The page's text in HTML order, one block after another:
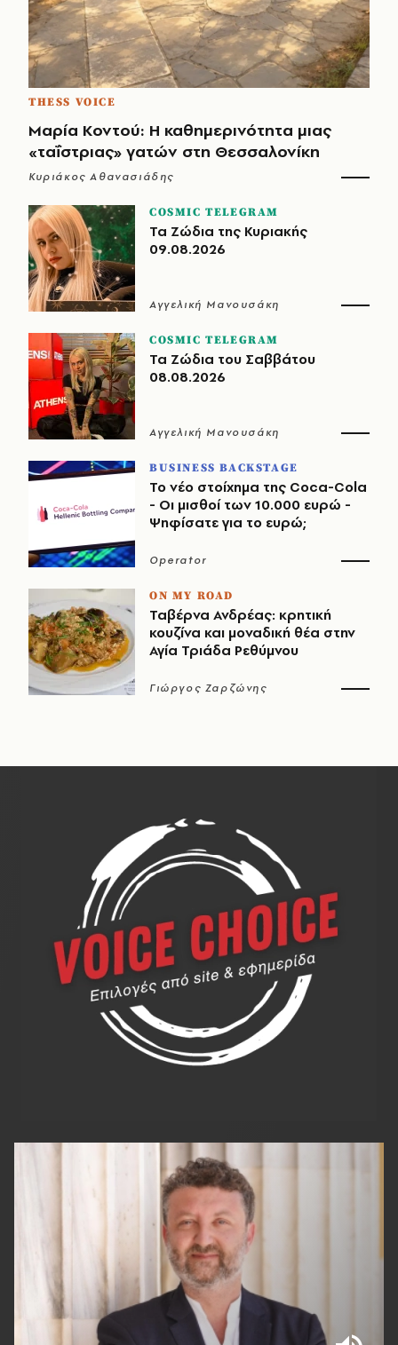
THESS VOICE
Μαρία Κοντού: Η καθημερινότητα μιας
«ταΐστριας» γατών στη Θεσσαλονίκη
Κυριάκος Αθανασιάδης
COSMIC TELEGRAM
Τα Ζώδια της Κυριακής
09.08.2026
Αγγελική Μανουσάκη
COSMIC TELEGRAM
Τα Ζώδια του Σαββάτου
08.08.2026
Αγγελική Μανουσάκη
BUSINESS BACKSTAGE
Το νέο στοίχημα της Coca-Cola
- Οι μισθοί των 10.000 ευρώ -
Ψηφίσατε για το ευρώ;
Operator
ON MY ROAD
Ταβέρνα Ανδρέας: κρητική
κουζίνα και μοναδική θέα στην
Αγία Τριάδα Ρεθύμνου
Γιώργος Ζαρζώνης